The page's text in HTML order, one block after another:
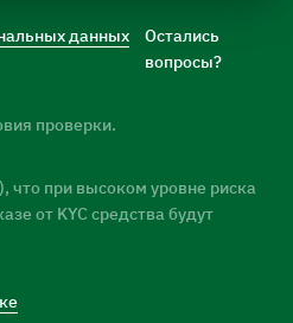
данных
Остались
вопросы?
проверки.
что при высоком уровне риска
от KYC средства будут